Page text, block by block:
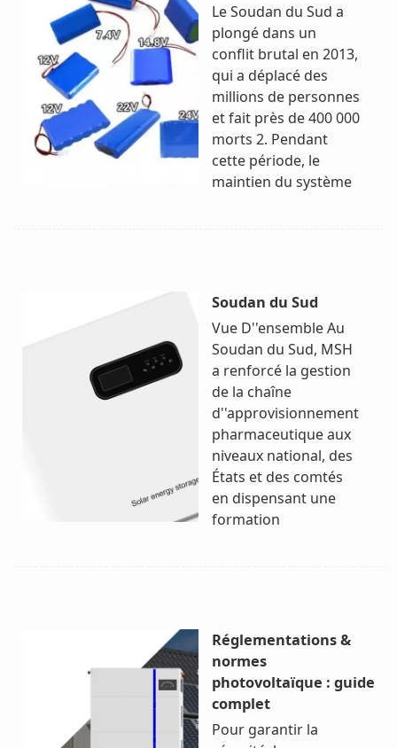
Le Soudan du Sud a
plongé dans un
conflit brutal en 2013,
qui a déplacé des
millions de personnes
et fait près de 400 000
morts 2. Pendant
cette période, le
maintien du système
Soudan du Sud
Vue D''ensemble Au
Soudan du Sud, MSH
a renforcé la gestion
de la chaîne
d''approvisionnement
pharmaceutique aux
niveaux national, des
États et des comtés
en dispensant une
formation
Réglementations &
normes
photovoltaïque : guide
complet
Pour garantir la